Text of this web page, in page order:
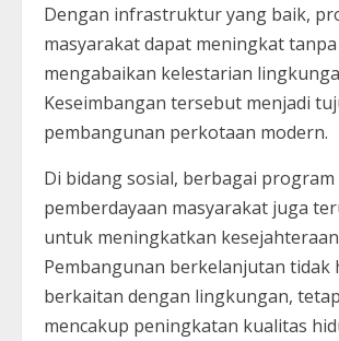
Dengan infrastruktur yang baik,
masyarakat dapat meningkat tanpa
mengabaikan kelestarian
Keseimbangan tersebut menjadi
pembangunan perkotaan modern.
Di bidang sosial, berbagai program
pemberdayaan masyarakat juga
untuk meningkatkan
Pembangunan berkelanjutan tidak
berkaitan dengan lingkungan,
mencakup peningkatan kualitas